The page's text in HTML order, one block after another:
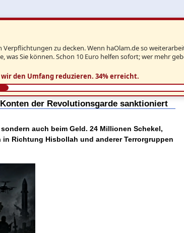
zu decken. Wenn haOlam.de so
was Sie können. Schon 10 Euro helfen sofort; wer mehr
den Umfang reduzieren. 34% erreicht.
der Revolutionsgarde sanktioniert
auch beim Geld. 24 Millionen Schekel,
Richtung Hisbollah und anderer Terrorgruppen